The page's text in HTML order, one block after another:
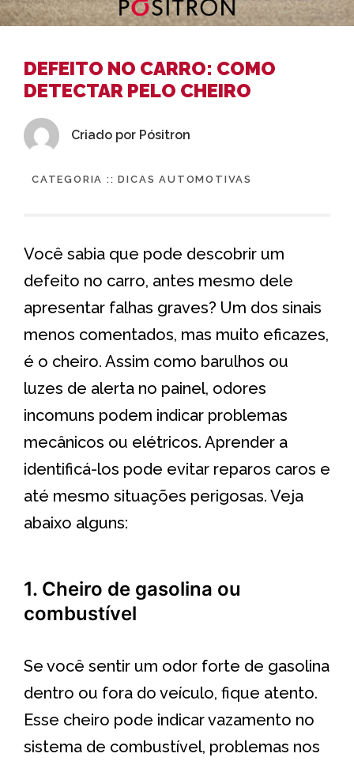
DEFEITO NO CARRO: COMO
DETECTAR PELO CHEIRO
Criado por Pósitron
CATEGORIA ::DICAS AUTOMOTIVAS
Você sabia que pode descobrir um
defeito no carro, antes mesmo dele
apresentar falhas graves? Um dos sinais
menos comentados, mas muito eficazes,
é o cheiro. Assim como barulhos ou
luzes de alerta no painel, odores
incomuns podem indicar problemas
mecânicos ou elétricos. Aprender a
identificá-los pode evitar reparos caros e
até mesmo situações perigosas. Veja
abaixo alguns:
1. Cheiro de gasolina ou
combustível
Se você sentir um odor forte de gasolina
dentro ou fora do veículo, fique atento.
Esse cheiro pode indicar vazamento no
sistema de combustível, problemas nos